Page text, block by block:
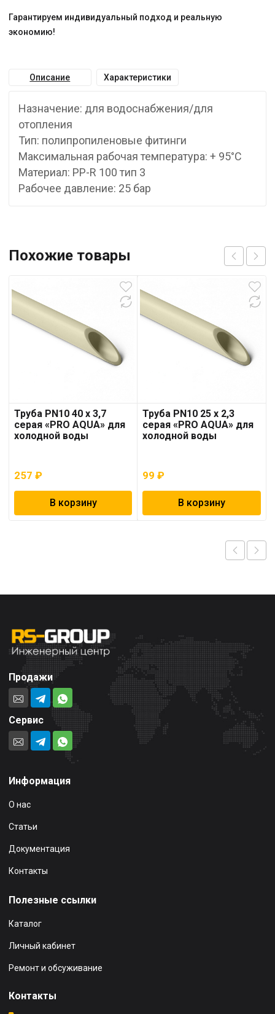
Гарантируем индивидуальный подход и реальную
экономию!
Описание Характеристики
Назначение: для водоснабжения/для
отопления
Тип: полипропиленовые фитинги
Максимальная рабочая температура: + 95°С
Материал: PP-R 100 тип 3
Рабочее давление: 25 бар
Похожие товары
Труба PN10 40 x 3,7
серая «PRO AQUA» для
холодной воды
257 ₽
В корзину
Труба PN10 25 x 2,3
серая «PRO AQUA» для
холодной воды
99₽
В корзину
Продажи
Сервис
Информация
О нас
Статьи
Документация
Контакты
Полезные ссылки
Каталог
Личный кабинет
Ремонт и обсуживание
Контакты